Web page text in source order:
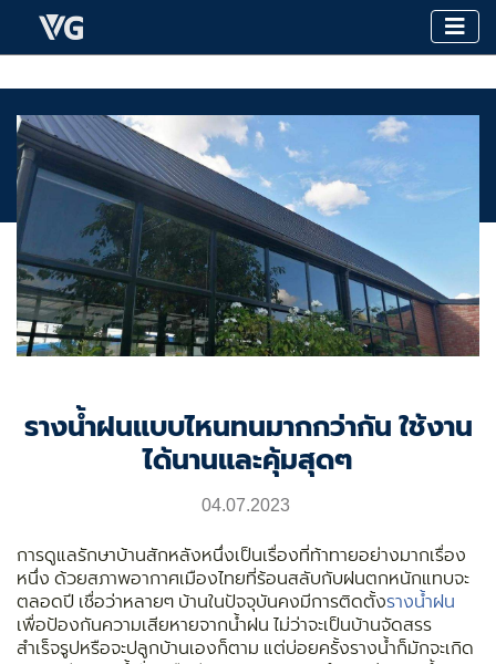
รางน้ำฝนแบบไหนทนมากกว่ากัน ใช้งาน
ได้นานและคุ้มสุดๆ
04.07.2023
การดูแลรักษาบ้านสักหลังหนึ่งเป็นเรื่องที่ท้าทายอย่างมากเรื่อง
หนึ่ง ด้วยสภาพอากาศเมืองไทยที่ร้อนสลับกับฝนตกหนักแทบจะ
ตลอดปี เชื่อว่าหลายๆ บ้านในปัจจุบันคงมีการติดตั้งรางน้ำฝน
เพื่อป้องกันความเสียหายจากน้ำฝน ไม่ว่าจะเป็นบ้านจัดสรร
สำเร็จรูปหรือจะปลูกบ้านเองก็ตาม แต่บ่อยครั้งรางน้ำก็มักจะเกิด